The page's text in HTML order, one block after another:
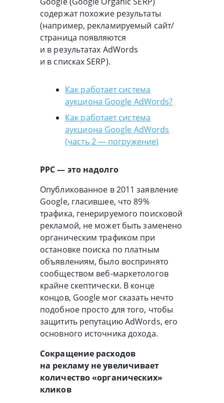
содержат похожие результаты
(например, рекламируемый сайт/
страница появляются
и в результатах AdWords
и в списках SERP).
Как работает система
аукциона Google AdWords?
Как работает система
аукциона Google AdWords
(часть 2 — погружение)
PPC — это надолго
Опубликованное в 2011 заявление
Google, гласившее, что 89%
трафика, генерируемого поисковой
рекламой, не может быть заменено
органическим трафиком при
остановке поиска по платным
объявлениям, было воспринято
сообществом веб-маркетологов
крайне скептически. В конце
концов, Google мог сказать нечто
подобное просто для того, чтобы
защитить репутацию AdWords, его
основного источника дохода.
Сокращение расходов
на рекламу не увеличивает
количество «органических»
кликов